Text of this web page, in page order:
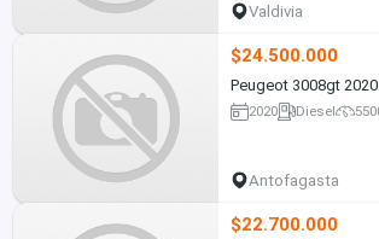
Valdivia
$24.500.000
Peugeot 3008gt
2020 Diesel
Antofagasta
$22.700.000